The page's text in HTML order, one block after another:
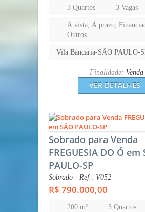
3 Quartos 3 Vagas
À vista, À prazo,
Outros...
Vila Bancaria-SÃO PAULO-
Finalidade: Venda
VER DETALHES
Sobrado para Venda
FREGUESIA DO Ó em
PAULO-SP
Sobrado - Ref.: V052
R$ 790.000,00
200 m²
3 Quartos